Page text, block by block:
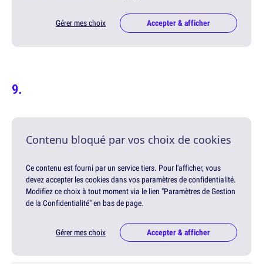
Gérer mes choix Accepter & afficher
Contenu bloqué par vos choix de cookies
Ce contenu est fourni par un service tiers. Pour l'afficher, vous
devez accepter les cookies dans vos paramètres de confidentialité.
Modifiez ce choix à tout moment via le lien "Paramètres de Gestion
de la Confidentialité" en bas de page.
Gérer mes choix Accepter & afficher